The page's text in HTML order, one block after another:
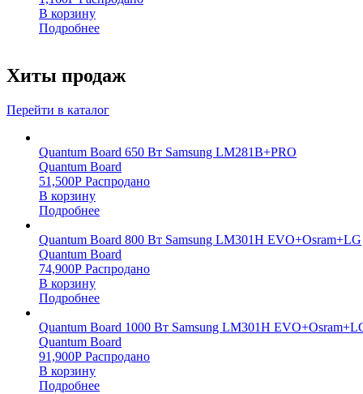
В корзину
Подробнее
Хиты продаж
Перейти в каталог
Quantum Board 650 Вт Samsung LM281B+PRO
Quantum Board
51,500Р Распродано
В корзину
Подробнее
Quantum Board 800 Вт Samsung LM301H EVO+Osram+LG
Quantum Board
74,900Р Распродано
В корзину
Подробнее
Quantum Board 1000 Вт Samsung LM301H
Quantum Board
91,900Р Распродано
В корзину
Подробнее